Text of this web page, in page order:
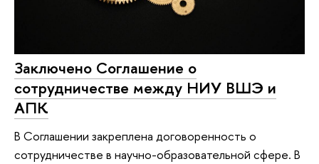
Заключено Соглашение о
сотрудничестве между НИУ ВШЭ и
АПК
В Соглашении закреплена договоренность о
сотрудничестве в научно-образовательной сфере. В